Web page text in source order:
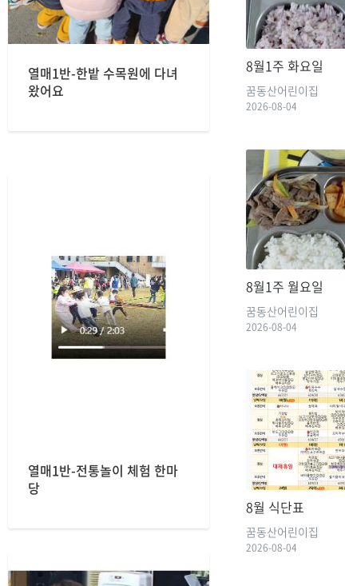
열매1반-한밭 수목원에 다녀
왔어요
열매1반-전통놀이 체험 한마
당
8월1주 화요일
꿈동산어린이집
2026-08-04
8월1주 월요일
꿈동산어린이집
2026-08-04
8월 식단표
꿈동산어린이집
2026-08-04